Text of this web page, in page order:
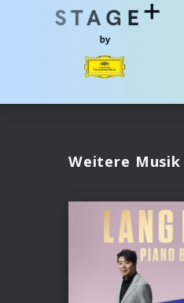
Weitere